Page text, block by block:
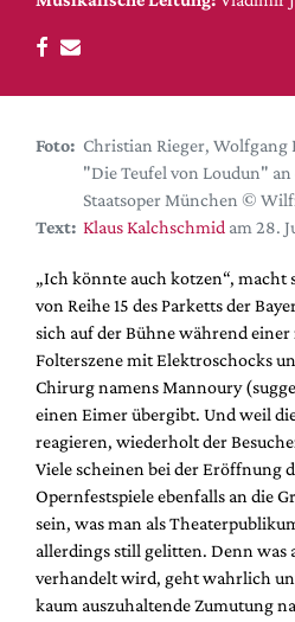
DdB-map
Kalender
Premierensuche
Festival-Planer
Hefte
Alle Hefte
Podcast
Service
Shop / Abo
Newsletter
Redaktion
Autor:innen
Partner
Mediadaten
Suche
Foto: Christian Rieger, Wolfgang
"Die Teufel von Loudun" an
Staatsoper München ©
Text: Klaus Kalchschmid am 28.
„Ich könnte auch kotzen“,
von Reihe 15 des Parketts der
sich auf der Bühne während
Folterszene mit Elektroschocks
Chirurg namens Mannoury
einen Eimer übergibt. Und weil
reagieren, wiederholt der
Viele scheinen bei der Eröffnung
Opernfestspiele ebenfalls an die
sein, was man als
allerdings still gelitten. Denn was
verhandelt wird, geht wahrlich
kaum auszuhaltende Zumutung